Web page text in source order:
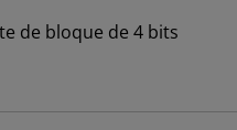
de bloque de 4 bits